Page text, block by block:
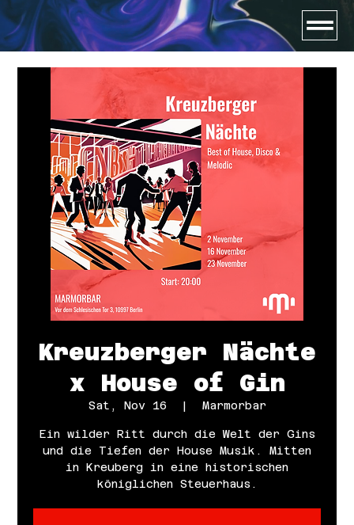
Kreuzberger Nächte
x House of Gin
Sat, Nov 16
  |
Marmorbar
Ein wilder Ritt durch die Welt der Gins
und die Tiefen der House Musik. Mitten
in Kreuberg in eine historischen
königlichen Steuerhaus.